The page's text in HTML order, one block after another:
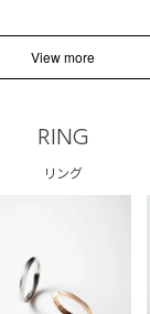
View more
RING
リング